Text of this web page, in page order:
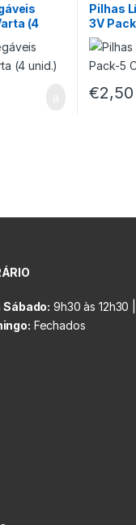
(4
Pilhas
3V
€2,50
Sábado: 9h30 às 12h30
Fechados